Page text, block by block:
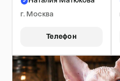
г. Москва
Телефон